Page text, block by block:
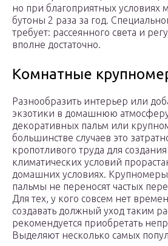
но при благоприятных условиях
бутоны 2 раза за год.
требует: рассеянного света и
вполне достаточно.
Комнатные
Разнообразить интерьер или
экзотики в домашнюю
декоративных пальм или
большинстве случаев это
кропотливого труда для
климатических условий
домашних условиях.
пальмы не переносят частых
Для тех, у кого совсем нет
создавать должный уход таким
рекомендуется приобретать
Выделяют несколько самых